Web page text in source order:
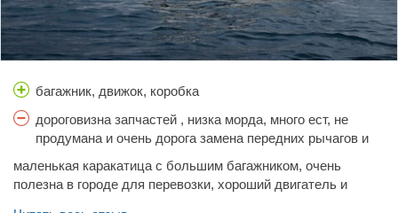
не где не задевает и машину не раскачивает в поворотах
багажник, движок, коробка
дороговизна запчастей , низка морда, много ест, не
продумана и очень дорога замена передних рычагов и
маленькая каракатица с большим багажником, очень
полезна в городе для перевозки, хороший двигатель и